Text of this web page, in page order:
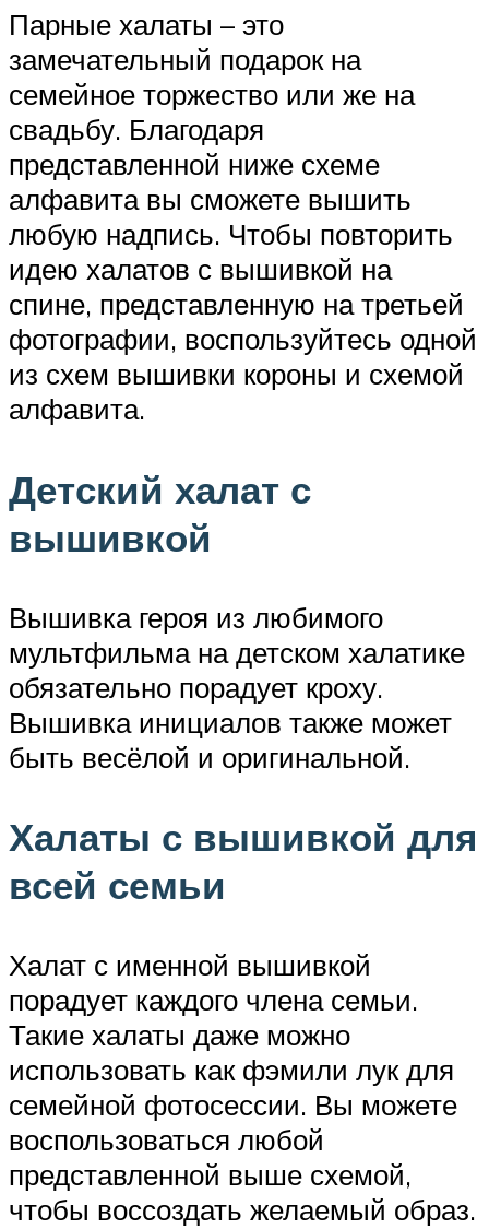
Парные халаты – это
замечательный подарок на
семейное торжество или же на
свадьбу. Благодаря
представленной ниже схеме
алфавита вы сможете вышить
любую надпись. Чтобы повторить
идею халатов с вышивкой на
спине, представленную на третьей
фотографии, воспользуйтесь одной
из схем вышивки короны и схемой
алфавита.
Детский халат с
вышивкой
Вышивка героя из любимого
мультфильма на детском халатике
обязательно порадует кроху.
Вышивка инициалов также может
быть весёлой и оригинальной.
Халаты с вышивкой для
всей семьи
Халат с именной вышивкой
порадует каждого члена семьи.
Такие халаты даже можно
использовать как фэмили лук для
семейной фотосессии. Вы можете
воспользоваться любой
представленной выше схемой,
чтобы воссоздать желаемый образ.